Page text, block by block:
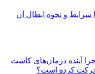
شرایط و نحوه ابطال آن